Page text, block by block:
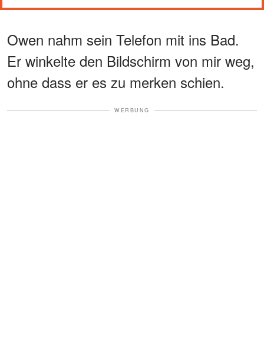
Owen nahm sein Telefon mit ins Bad.
Er winkelte den Bildschirm von mir weg,
ohne dass er es zu merken schien.
WERBUNG